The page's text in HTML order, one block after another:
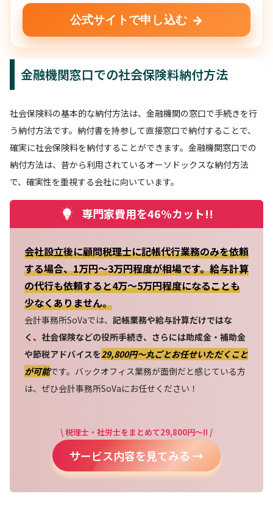
公式サイトで申し込む →
金融機関窓口での社会保険料納付方法
社会保険料の基本的な納付方法は、金融機関の窓口で手続きを行
う納付方法です。納付書を持参して直接窓口で納付することで、
確実に社会保険料を納付することができます。金融機関窓口での
納付方法は、昔から利用されているオーソドックスな納付方法
で、確実性を重視する会社に向いています。
専門家費用を46%カット!!
会社設立後に顧問税理士に記帳代行業務のみを依頼
する場合、1万円～3万円程度が相場です。給与計算
の代行も依頼すると4万～5万円程度になることも
少なくありません。
会計事務所SoVaでは、 記帳業務や給与計算だけではな
く、社会保険などの役所手続き、さらには助成金・補助金
や節税アドバイスを29,800円〜丸ごとお任せいただくこと
が可能です。バックオフィス業務が面倒だと感じている方
は、ぜひ会計事務所SoVaにお任せください！
\ 税理士・社労士をまとめて29,800円～!! /
サービス内容を見てみる →